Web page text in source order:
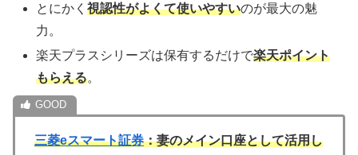
とにかく視認性がよくて使いやすいのが最大の魅
力。
楽天プラスシリーズは保有するだけで楽天ポイント
もらえる。
三菱eスマート証券：妻のメイン口座として活用し